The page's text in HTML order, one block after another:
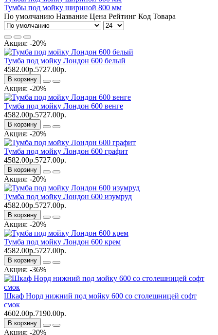
Тумбы под мойку шириной 800 мм
По умолчанию Название Цена Рейтинг Код Товара
Акция: -20%
Тумба под мойку Лондон 600 белый
4582.00р.5727.00р.
В корзину
Акция: -20%
Тумба под мойку Лондон 600 венге
4582.00р.5727.00р.
В корзину
Акция: -20%
Тумба под мойку Лондон 600 графит
4582.00р.5727.00р.
В корзину
Акция: -20%
Тумба под мойку Лондон 600 изумруд
4582.00р.5727.00р.
В корзину
Акция: -20%
Тумба под мойку Лондон 600 крем
4582.00р.5727.00р.
В корзину
Акция: -36%
Шкаф Норд нижний под мойку 600 со столешницей софт
смок
4602.00р.7190.00р.
В корзину
Акция: -20%